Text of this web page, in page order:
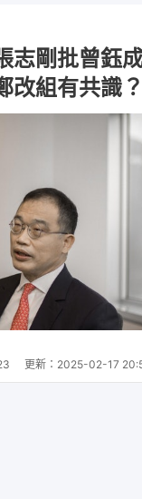
志剛批曾鈺
改組有共識？
更新： 2025-02-17